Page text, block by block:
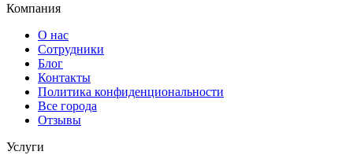
Компания
О нас
Сотрудники
Блог
Контакты
Политика конфиденциональности
Все города
Отзывы
Услуги